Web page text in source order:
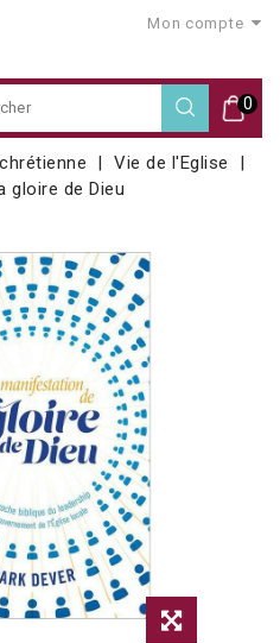
Mon compte
0
Vie de l'Eglise
gloire de Dieu